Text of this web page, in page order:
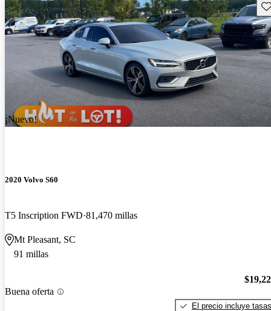
¡Nuevo!
2020 Volvo S60
T5 Inscription FWD 81,470 millas
Mt Pleasant, SC
91 millas
Buena oferta
El precio incluye tasas